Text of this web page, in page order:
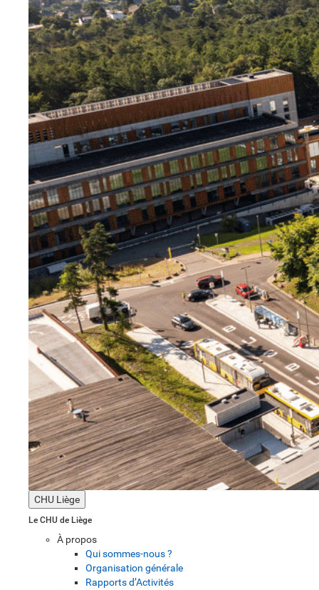
CHU Liège
Le CHU de Liège
À propos
Qui sommes-nous ?
Organisation générale
Rapports d’Activités